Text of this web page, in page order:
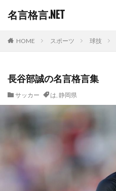
名言格言.NET
HOME スポーツ 球技
長谷部誠の名言格言集
サッカー は, 静岡県